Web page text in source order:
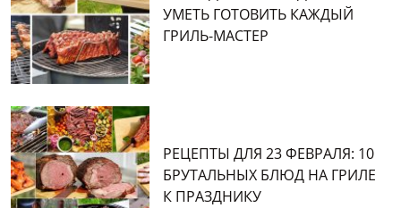
УМЕТЬ ГОТОВИТЬ КАЖДЫЙ
ГРИЛЬ-МАСТЕР
РЕЦЕПТЫ ДЛЯ 23 ФЕВРАЛЯ: 10
БРУТАЛЬНЫХ БЛЮД НА ГРИЛЕ
К ПРАЗДНИКУ